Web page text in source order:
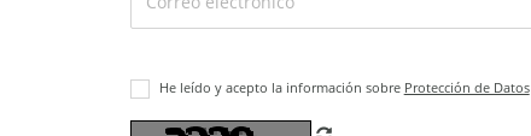
He leído y acepto la información sobre Protección de Datos